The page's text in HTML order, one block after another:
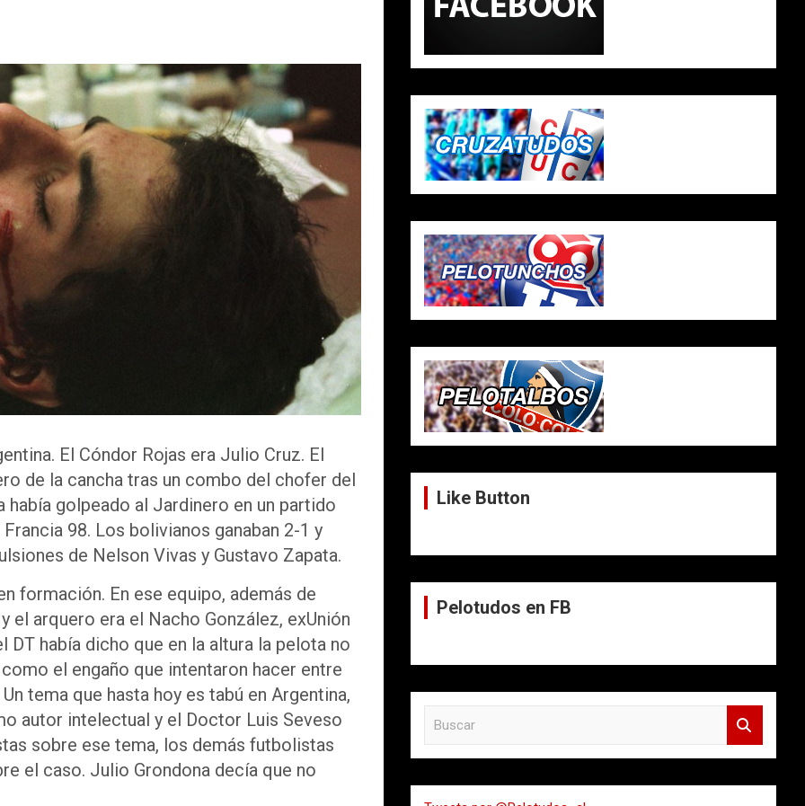
El Cóndor Rojas era Julio Cruz. El
de la cancha tras un combo del chofer del
golpeado al Jardinero en un partido
98. Los bolivianos ganaban 2-1 y
de Nelson Vivas y Gustavo Zapata.
formación. En ese equipo, además de
el arquero era el Nacho González, exUnión
DT había dicho que en la altura la pelota no
el engaño que intentaron hacer entre
tema que hasta hoy es tabú en Argentina,
autor intelectual y el Doctor Luis Seveso
sobre ese tema, los demás futbolistas
el caso. Julio Grondona decía que no
Like Button
Pelotudos en FB
a